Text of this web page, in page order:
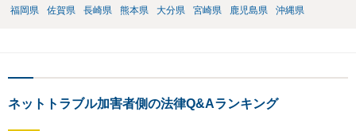
福岡県
佐賀県 長崎県 熊本県 大分県 宮崎県 鹿児島県 沖縄県
ネットトラブル加害者側の法律Q&Aランキング